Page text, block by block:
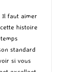
Il faut aimer
histoire
standard
si vous